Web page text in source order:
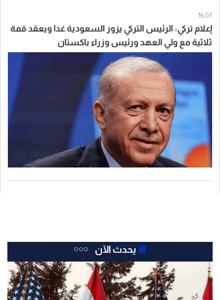
16:07
إعلام تركي: الرئيس التركي يزور السعودية غدا ويعقد قمة
ثلاثية مع ولي العهد ورئيس وزراء باكستان
يحدث الآن